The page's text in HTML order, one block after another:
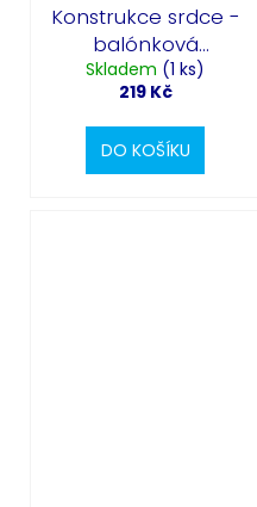
Konstrukce srdce -
balónková
výzdoba
Skladem (1 ks)
219 Kč
DO KOŠÍKU